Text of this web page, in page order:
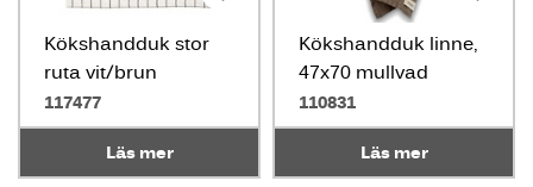
Kökshandduk stor
ruta vit/brun
117477
Läs mer
Kökshandduk linne,
47x70 mullvad
110831
Läs mer